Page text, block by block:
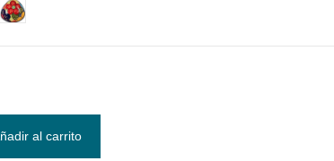
AZUL AZUL
4 CENEFA AZUL
DISEÑO 5 CENEFA AZUL
al carrito